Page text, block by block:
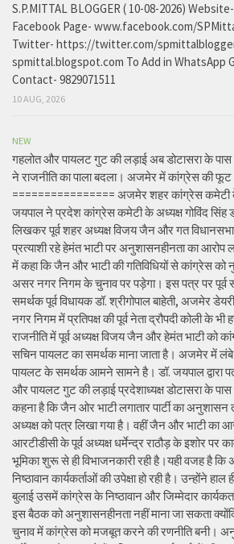
S.P.MITTAL BLOGGER ( 10-08-2026)
Facebook Page- www.facebook.com/
Twitter- https://twitter.com/
spmittal.blogspot.com To Add in WhatsApp
Contact- 9829071511
10 AUG, 2026
NEW
गहलोत और पायलट गुट की लड़ाई अब डोटासरा के पास
ने राजनीति का पाला बदला। अजमेर में कांग्रेस की फूट
================ अजमेर शहर कांग्रेस कमेटी
जयपाल ने प्रदेश कांग्रेस कमेटी के अध्यक्ष गोविंद सिंह
लिखकर पूर्व शहर अध्यक्ष विजय जैन और गत
प्रत्याशी रहे हेमंत भाटी पर अनुशासनहीनता का आरोप
में कहा कि जैन और भाटी की गतिविधियों से कांग्रेस को
असर नगर निगम के चुनाव पर पड़ेगा। इस पत्र पर
समर्थक पूर्व विधायक डॉ. श्रीगोपाल बाहेती, अजमेर
नगर निगम में प्रतिपक्ष की पूर्व नेता द्रौपदी कोली के भी
राजनीति में पूर्व अध्यक्ष विजय जैन और हेमंत भाटी को
सचिन पायलट का समर्थक माना जाता है। अजमेर में
पायलट के समर्थक आमने सामने है। डॉ. जयपाल द्वारा
और पायलट गुट की लड़ाई प्रदेशाध्यक्ष डोटासरा के
कहना है कि जैन ओर भाटी लगातार पार्टी का
अध्यक्ष को पत्र लिखा गया है। वहीं जैन और भाटी का
आरटीडीसी के पूर्व अध्यक्ष धर्मेन्द्र राठौड़ के इशोर पर
भूमिका शुरू से ही विभाजनकारी रही है।यही वजह है
निष्ठावान कार्यकर्ताओं की उपेक्षा हो रही है। उन्होंने
बुलाई उसमें कांग्रेस के निष्ठावान और जिम्मेदार
इस बैठक को अनुशासनहीनता नहीं माना जा सकता
चुनाव में कांग्रेस को मजबूत करने की रणनीति बनी।